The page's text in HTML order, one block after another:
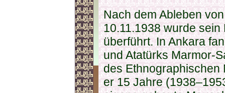
Nach dem Ableben
10.11.1938 wurde
überführt. In Ankara
und Atatürks Marmor-
des Ethnographischen
er 15 Jahre